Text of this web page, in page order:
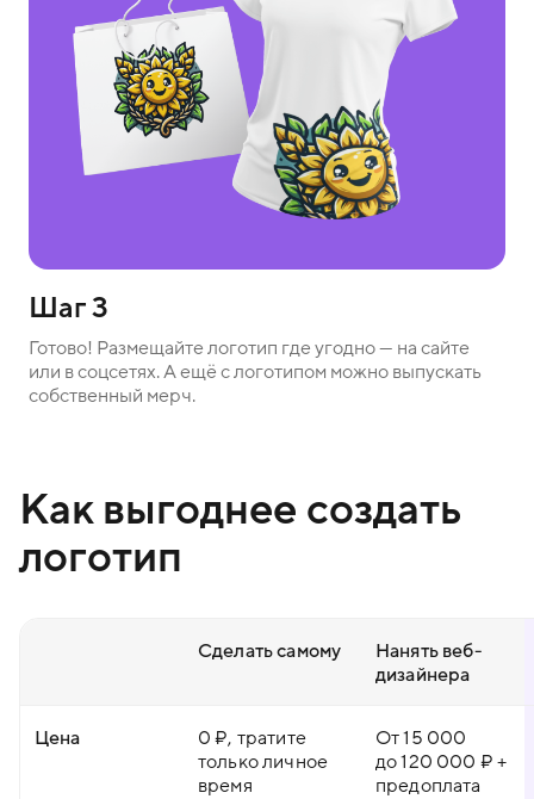
Шаг 3
Готово! Размещайте логотип где угодно — на сайте
или в соцсетях. А ещё с логотипом можно выпускать
собственный мерч.
Как выгоднее создать
логотип
Сделать самому
Нанять веб-
дизайнера
Цена
0 ₽, тратите
только личное
время
От 15 000
до 120 000 ₽ +
предоплата